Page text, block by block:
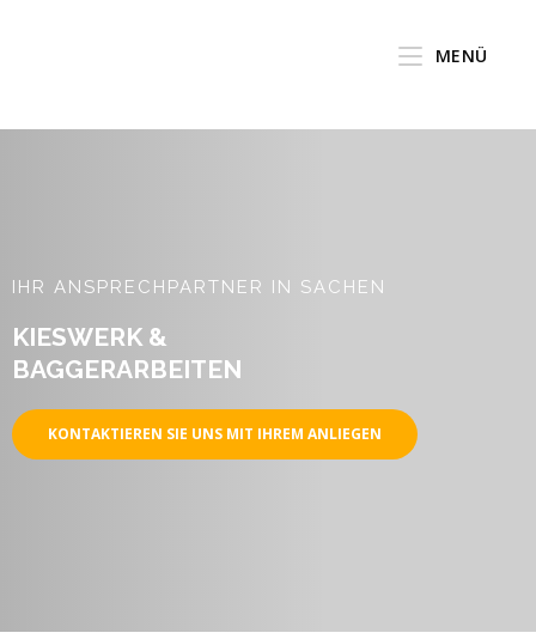
MENÜ
IHR ANSPRECHPARTNER IN SACHEN
KIESWERK &
BAGGERARBEITEN
KONTAKTIEREN SIE UNS MIT IHREM ANLIEGEN